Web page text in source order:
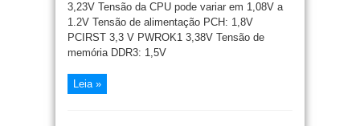
3,23V Tensão da CPU pode variar em 1,08V a
1.2V Tensão de alimentação PCH: 1,8V
PCIRST 3,3 V PWROK1 3,38V Tensão de
memória DDR3: 1,5V
Leia »